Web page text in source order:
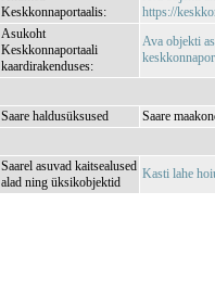
Keskkonnaportaalis:
https://
Asukoht
Keskkonnaportaali
kaardirakenduses:
Ava objekti
Saare haldusüksused Saare
Saarel asuvad kaitsealused
alad ning üksikobjektid
Kasti lahe